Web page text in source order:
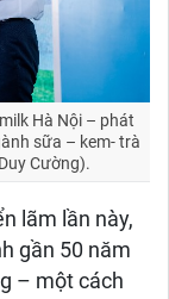
Hà Nội – phát
sữa – kem- trà
Cường).
lãm lần này,
gần 50 năm
– một cách